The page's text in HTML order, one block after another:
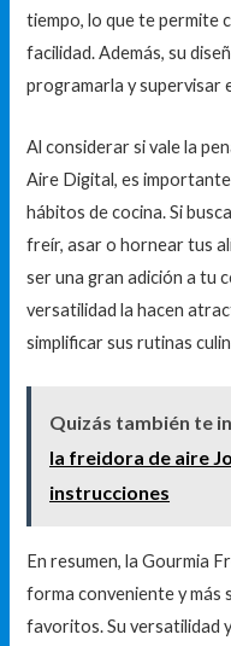
tiempo, lo que te permite
facilidad. Además, su
programarla y supervisar
Al considerar si vale la
Aire Digital, es
hábitos de cocina. Si
freír, asar o hornear tus
ser una gran adición a tu
versatilidad la hacen
simplificar sus rutinas
Quizás también te
la freidora de aire
instrucciones
En resumen, la Gourmia
forma conveniente y más
favoritos. Su versatilidad